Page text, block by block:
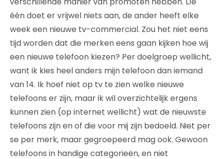
één doet er vrijwel niets aan, de ander heeft elke
week een nieuwe tv-commercial. Zou het niet eens
tijd worden dat die merken eens gaan kijken hoe wij
een nieuwe telefoon kiezen? Per doelgroep wellicht,
want ik kies heel anders mijn telefoon dan iemand
van 14. Ik hoef niet op tv te zien welke nieuwe
telefoons er zijn, maar ik wil overzichtelijk ergens
kunnen zien (op internet wellicht) wat de nieuwste
telefoons zijn en of die voor mij zijn bedoeld. Niet per
se per merk, maar gegroepeerd mag ook. Gewoon
telefoons in handige categorieën, en niet